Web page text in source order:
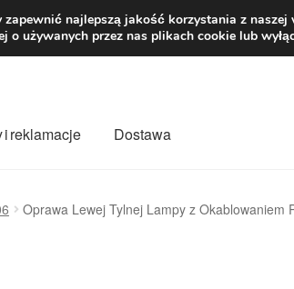
31 zł
i reklamacje Dostawa
Oprawa Lewej Tylnej Lampy z Okablowaniem
najlepszą jakość korzystania z naszej
o używanych przez nas plikach cookie lub